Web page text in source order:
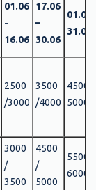
01.06
-
16.06
17.06
–
30.06
01.07
31.08.
2500
/3000
3500
/4000
4500 /
5000
3000
/
3500
4500
/
5000
5500 /
6000